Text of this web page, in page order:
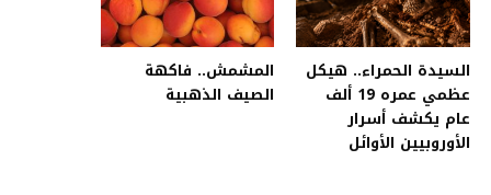
السيدة الحمراء.. هيكل
عظمي عمره 19 ألف
عام يكشف أسرار
الأوروبيين الأوائل
المشمش.. فاكهة
الصيف الذهبية